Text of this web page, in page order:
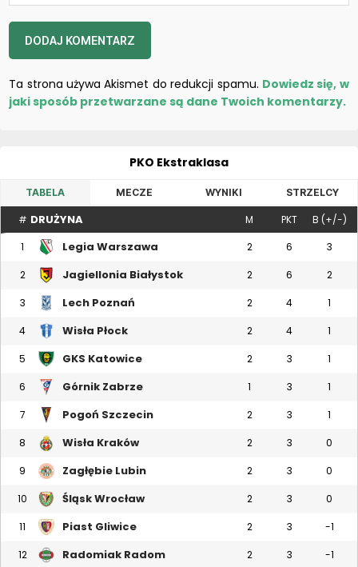
Ta strona używa Akismet do redukcji spamu. Dowiedz się, w
jaki sposób przetwarzane są dane Twoich komentarzy.
PKO Ekstraklasa
TABELA MECZE WYNIKI STRZELCY
# DRUŻYNA M PKT B (+/-)
1 Legia Warszawa 2 6 3
2 Jagiellonia Białystok 2 6 2
3 Lech Poznań 2 4 1
4 Wisła Płock 2 4 1
5 GKS Katowice 2 3 1
6 Górnik Zabrze 1 3 1
7 Pogoń Szczecin 2 3 1
8 Wisła Kraków 2 3 0
9 Zagłębie Lubin 2 3 0
10 Śląsk Wrocław 2 3 0
11 Piast Gliwice 2 3 -1
12 Radomiak Radom 2 3 -1